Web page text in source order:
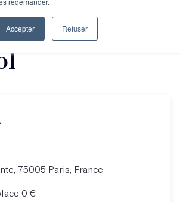
Accepter Refuser
d'Ollivier
75005 Paris, France
0 €